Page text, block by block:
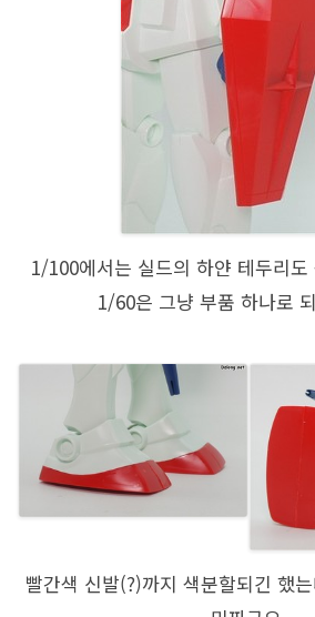
1/100에서는 실드의 하얀 테두리
1/60은 그냥 부품 하나로
빨간색 신발(?)까지 색분할되긴 했